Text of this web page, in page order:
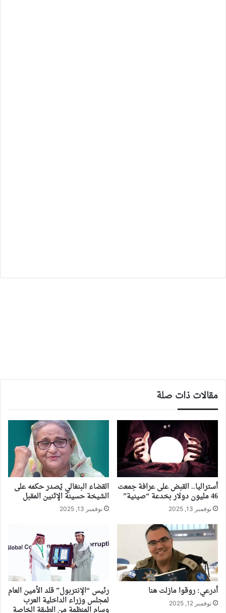
مقالات ذات صلة
أستراليا.. القبض على عرافة جمعت
46 مليون دولار بخدعة “صينية”
نوفمبر 13, 2025
القضاء البنغالي يّصدر حكمه على
الشيخة حسينة الإثنين المقبل
نوفمبر 13, 2025
أدرعي: روقوا مازلت هنا
نوفمبر 12, 2025
رئيس “الإنتربول” قلد الأمين العام
لمجلس وزراء الداخلية العرب
وسام المنظمة من الطبقة الخاصة